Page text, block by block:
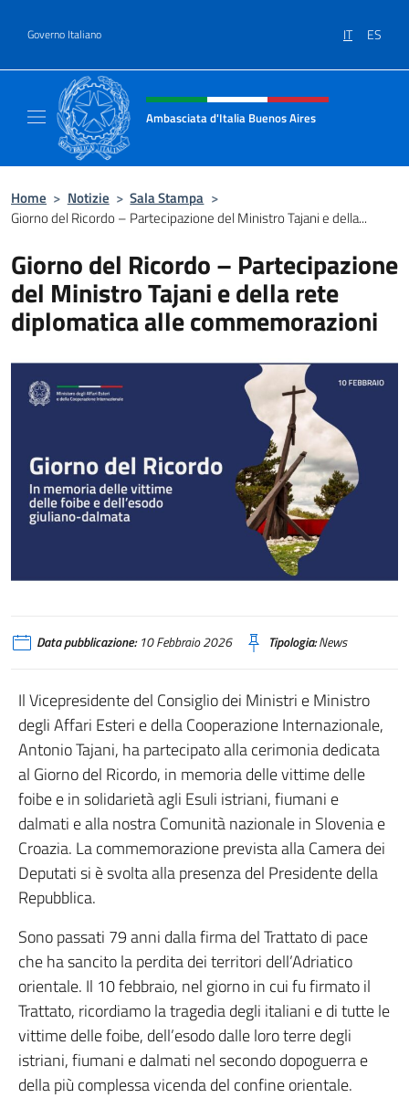
Governo Italiano IT ES
Intestazione sito, social e menù
Ambasciata d'Italia Buenos Aires
Home > Notizie > Sala Stampa >
Giorno del Ricordo – Partecipazione del Ministro Tajani e della...
Giorno del Ricordo – Partecipazione
del Ministro Tajani e della rete
diplomatica alle commemorazioni
Data pubblicazione:10 Febbraio 2026 Tipologia:News
Il Vicepresidente del Consiglio dei Ministri e Ministro
degli Affari Esteri e della Cooperazione Internazionale,
Antonio Tajani, ha partecipato alla cerimonia dedicata
al Giorno del Ricordo, in memoria delle vittime delle
foibe e in solidarietà agli Esuli istriani, fiumani e
dalmati e alla nostra Comunità nazionale in Slovenia e
Croazia. La commemorazione prevista alla Camera dei
Deputati si è svolta alla presenza del Presidente della
Repubblica.
Sono passati 79 anni dalla firma del Trattato di pace
che ha sancito la perdita dei territori dell’Adriatico
orientale. Il 10 febbraio, nel giorno in cui fu firmato il
Trattato, ricordiamo la tragedia degli italiani e di tutte le
vittime delle foibe, dell’esodo dalle loro terre degli
istriani, fiumani e dalmati nel secondo dopoguerra e
della più complessa vicenda del confine orientale.